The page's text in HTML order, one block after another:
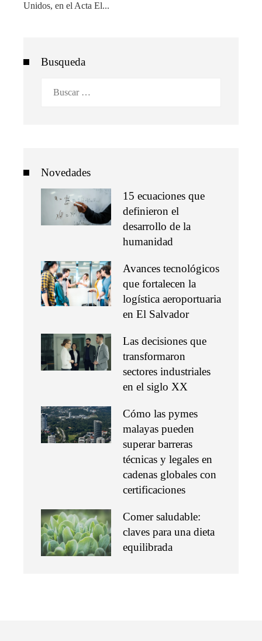
Unidos, en el Acta El...
Busqueda
Novedades
15 ecuaciones que
definieron el
desarrollo de la
humanidad
Avances tecnológicos
que fortalecen la
logística aeroportuaria
en El Salvador
Las decisiones que
transformaron
sectores industriales
en el siglo XX
Cómo las pymes
malayas pueden
superar barreras
técnicas y legales en
cadenas globales con
certificaciones
Comer saludable:
claves para una dieta
equilibrada